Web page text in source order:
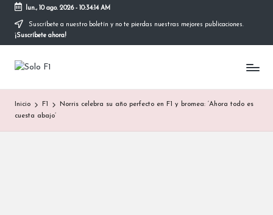
Saltar
lun., 10 ago. 2026- 10:34:15 AM
Suscríbete a nuestro boletín y no te pierdas nuestras mejores publicaciones.
¡Suscríbete ahora!
S
o
l
o
Para
la
F1
Inicio F1
Norris celebra su año perfecto en F1 y bromea: ‘Ahora todo es
cuesta abajo’